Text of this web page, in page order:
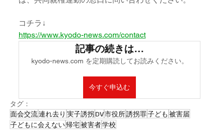
コチラ↓
https://www.kyodo-news.com/contact
記事の続きは…
kyodo-news.com を定期購読してお読みください。
今すぐ申込む
タグ：
面会交流連れ去り 実子誘拐DV市役所誘拐罪子ども 被害届
子どもに会えない帰宅被害者学校